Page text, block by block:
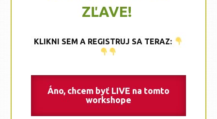
ZĽAVE!
KLIKNI SEM A REGISTRUJ SA TERAZ:
Áno, chcem byť LIVE na tomto
workshope